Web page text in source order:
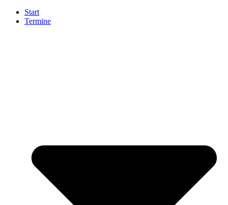
Start
Termine